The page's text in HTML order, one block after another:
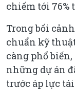
chiếm tới 76%
Trong bối
chuẩn kỹ
càng phổ
những dự án
trước áp lực